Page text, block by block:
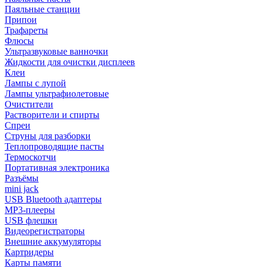
Паяльные станции
Припои
Трафареты
Флюсы
Ультразвуковые ванночки
Жидкости для очистки дисплеев
Клеи
Лампы с лупой
Лампы ультрафиолетовые
Очистители
Растворители и спирты
Спреи
Струны для разборки
Теплопроводящие пасты
Термоскотчи
Портативная электроника
Разъёмы
mini jack
USB Bluetooth адаптеры
MP3-плееры
USB флешки
Видеорегистраторы
Внешние аккумуляторы
Картридеры
Карты памяти